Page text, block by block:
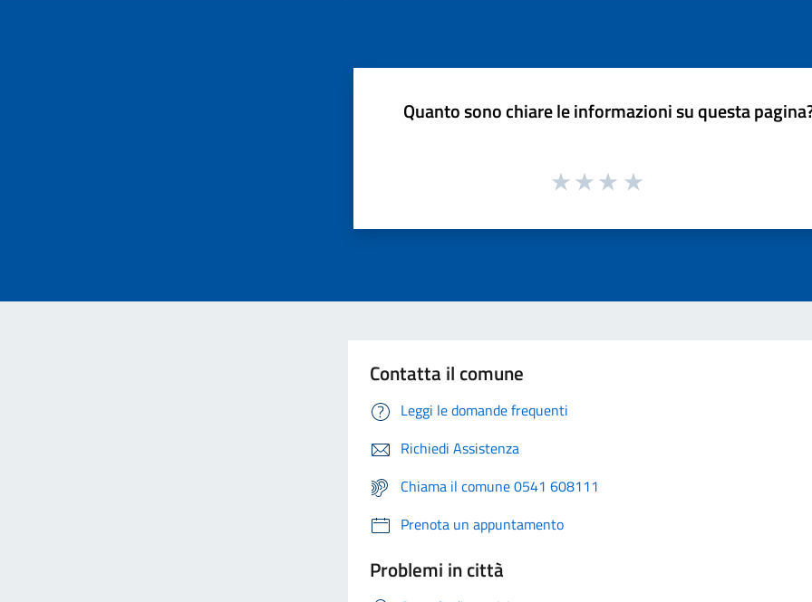
Quanto sono chiare le informazioni su questa
Contatta il comune
Leggi le domande frequenti
Richiedi Assistenza
Chiama il comune 0541 608111
Prenota un appuntamento
Problemi in città